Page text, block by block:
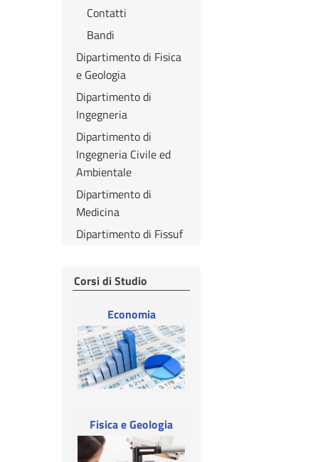
Contatti
Bandi
Dipartimento di Fisica
e Geologia
Dipartimento di
Ingegneria
Dipartimento di
Ingegneria Civile ed
Ambientale
Dipartimento di
Medicina
Dipartimento di Fissuf
Corsi di Studio
Economia
Fisica e Geologia